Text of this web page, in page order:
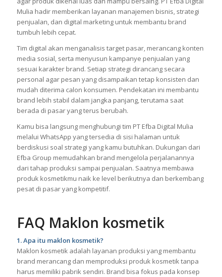
Mulia hadir memberikan layanan manajemen bisnis, strategi
penjualan, dan digital marketing untuk membantu brand
tumbuh lebih cepat.
Tim digital akan menganalisis target pasar, merancang konten
media sosial, serta menyusun kampanye penjualan yang
sesuai karakter brand. Setiap strategi dirancang secara
personal agar pesan yang disampaikan tetap konsisten dan
mudah diterima calon konsumen. Pendekatan ini membantu
brand lebih stabil dalam jangka panjang, terutama saat
berada di pasar yang terus berubah.
Kamu bisa langsung menghubungi tim PT Efba Digital Mulia
melalui WhatsApp yang tersedia di sisi halaman untuk
berdiskusi soal strategi yang kamu butuhkan. Dukungan dari
Efba Group memudahkan brand mengelola perjalanannya
dari tahap produksi sampai penjualan. Saatnya membawa
produk kosmetikmu naik ke level berikutnya dan berkembang
pesat di pasar yang kompetitif.
FAQ Maklon kosmetik
1. Apa itu maklon kosmetik?
Maklon kosmetik adalah layanan produksi yang membantu
brand merancang dan memproduksi produk kosmetik tanpa
harus memiliki pabrik sendiri. Brand bisa fokus pada konsep